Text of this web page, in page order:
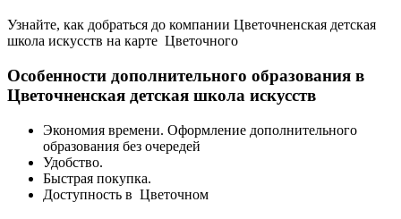
Узнайте, как добраться до компании Цветочненская детская
школа искусств на карте Цветочного
Особенности дополнительного образования в
Цветочненская детская школа искусств
Экономия времени. Оформление дополнительного
образования без очередей
Удобство.
Быстрая покупка.
Доступность в Цветочном